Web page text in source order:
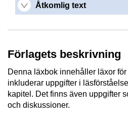
Åtkomlig text
Förlagets beskrivning
Denna läxbok innehåller läxor
inkluderar uppgifter i
kapitel. Det finns även uppgifter
och diskussioner.